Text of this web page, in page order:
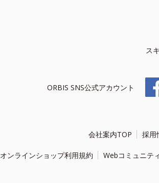
ス
ORBIS SNS公式アカウント
会社案内TOP 採用
オンラインショップ利用規約 Webコミュニテ